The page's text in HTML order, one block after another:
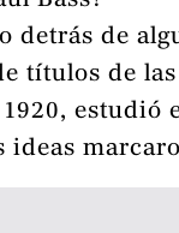
detrás de
títulos de
estudió
ideas